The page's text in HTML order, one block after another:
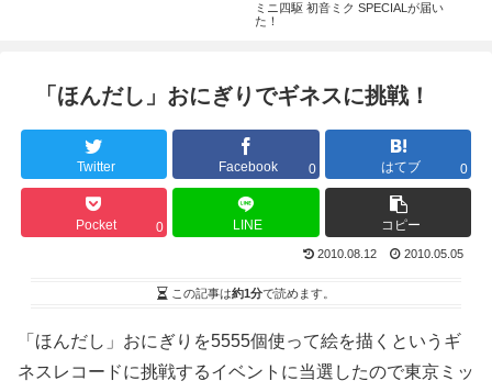
ミニ四駆 初音ミク SPECIALが届い
た！
「ほんだし」おにぎりでギネスに挑戦！
Twitter Facebook 0 はてブ 0
Pocket 0 LINE コピー
2010.08.12 2010.05.05
この記事は約1分で読めます。
「ほんだし」おにぎりを5555個使って絵を描くというギ
ネスレコードに挑戦するイベントに当選したので東京ミッ